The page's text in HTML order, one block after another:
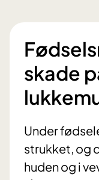
skade
Under
strukket, og
huden og i